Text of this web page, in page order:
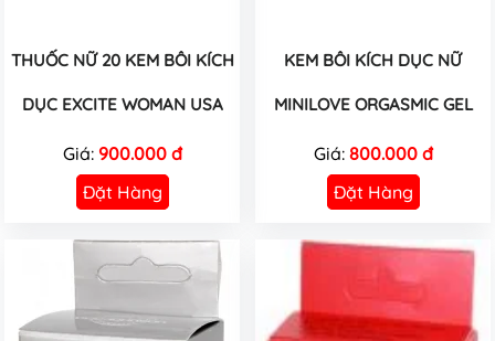
THUỐC NỮ 20 KEM BÔI KÍCH
DỤC EXCITE WOMAN USA
Giá: 900.000 đ
Đặt Hàng
KEM BÔI KÍCH DỤC NỮ
MINILOVE ORGASMIC GEL
Giá: 800.000 đ
Đặt Hàng